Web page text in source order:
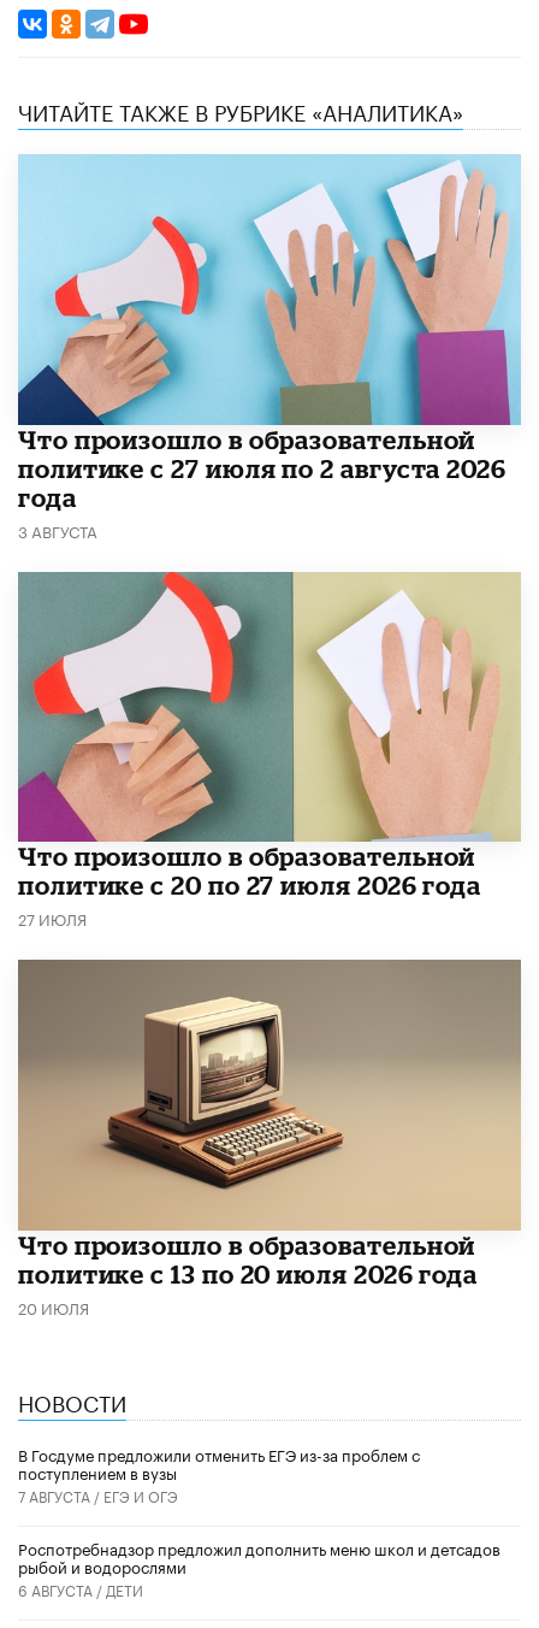
ЧИТАЙТЕ ТАКЖЕ В РУБРИКЕ «АНАЛИТИКА»
​Что произошло в образовательной
политике с 27 июля по 2 августа 2026
года
3 АВГУСТА
​Что произошло в образовательной
политике с 20 по 27 июля 2026 года
27 ИЮЛЯ
Что произошло в образовательной
политике с 13 по 20 июля 2026 года
20 ИЮЛЯ
НОВОСТИ
В Госдуме предложили отменить ЕГЭ из-за проблем с
поступлением в вузы
7 АВГУСТА / ЕГЭ И ОГЭ
Роспотребнадзор предложил дополнить меню школ и детсадов
рыбой и водорослями
6 АВГУСТА / ДЕТИ